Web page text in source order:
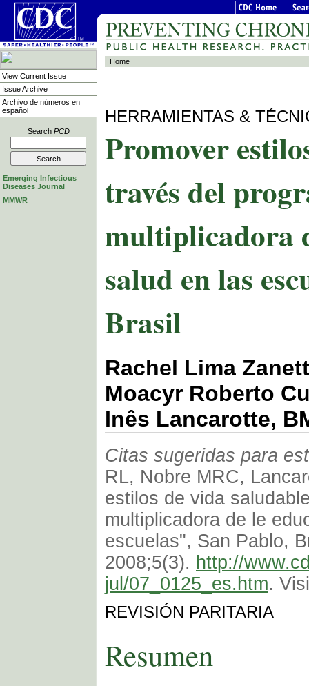
View Current Issue
Issue Archive
Archivo de números en
español
Search PCD
Emerging Infectious
Diseases Journal
MMWR
Home
HERRAMIENTAS &
Promover
través del
multiplicadora
salud en las
Brasil
Rachel Lima
Moacyr Roberto
Inês Lancarotte,
Citas sugeridas para
RL, Nobre MRC,
estilos de vida
multiplicadora de le
escuelas", San Pablo,
2008;5(3). http://
jul/07_0125_es.htm.
REVISIÓN PARITARIA
Resumen